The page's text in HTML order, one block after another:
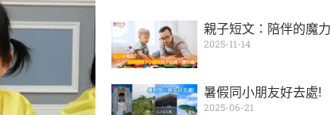
親子短文：陪伴的魔力
2025-11-14
暑假同小朋友好去處!
2025-06-21